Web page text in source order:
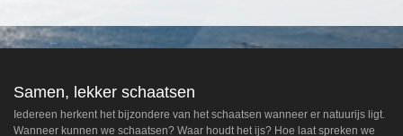
Samen, lekker schaatsen
Iedereen herkent het bijzondere van het schaatsen wanneer er natuurijs ligt.
Wanneer kunnen we schaatsen? Waar houdt het ijs? Hoe laat spreken we